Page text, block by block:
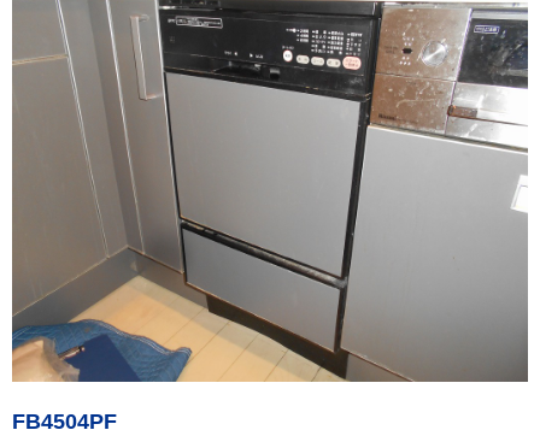
FB4504PF